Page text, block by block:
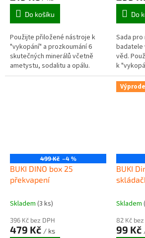
Do košíku
Použijte přiložené nástroje k
"vykopání" a prozkoumání 6
skutečných minerálů včetně
ametystu, sodalitu a opálu.
Do
Sada pro
badatele
věd.
k
insignií
499 Kč –4 %
BUKI DINO box 25
překvapení
Skladem (3 ks)
396 Kč bez DPH
479 Kč / ks
BUKI
Skladem
82 Kč bez
99 Kč